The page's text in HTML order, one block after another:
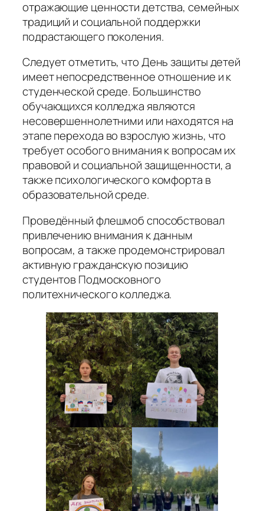
отражающие ценности детства, семейных
традиций и социальной поддержки
подрастающего поколения.
Следует отметить, что День защиты детей
имеет непосредственное отношение и к
студенческой среде. Большинство
обучающихся колледжа являются
несовершеннолетними или находятся на
этапе перехода во взрослую жизнь, что
требует особого внимания к вопросам их
правовой и социальной защищенности, а
также психологического комфорта в
образовательной среде.
Проведённый флешмоб способствовал
привлечению внимания к данным
вопросам, а также продемонстрировал
активную гражданскую позицию
студентов Подмосковного
политехнического колледжа.